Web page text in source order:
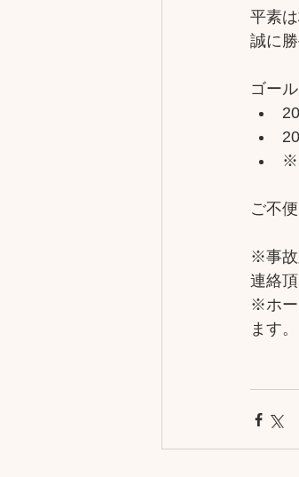
平素
誠に
ゴー
ご不
※事故
連絡
※ホー
ます。